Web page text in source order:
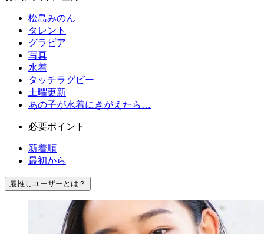
松島みのん
タレント
グラビア
写真
水着
タッチラグビー
土曜更新
あの子が水着にきがえたら…
必要ポイント
新着順
最初から
最推しユーザーとは？